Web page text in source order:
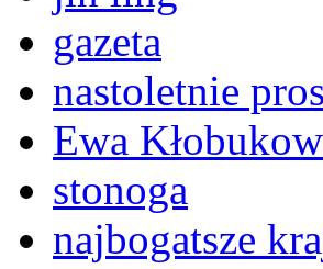
gazeta
nastoletnie
Ewa
stonoga
najbogatsze